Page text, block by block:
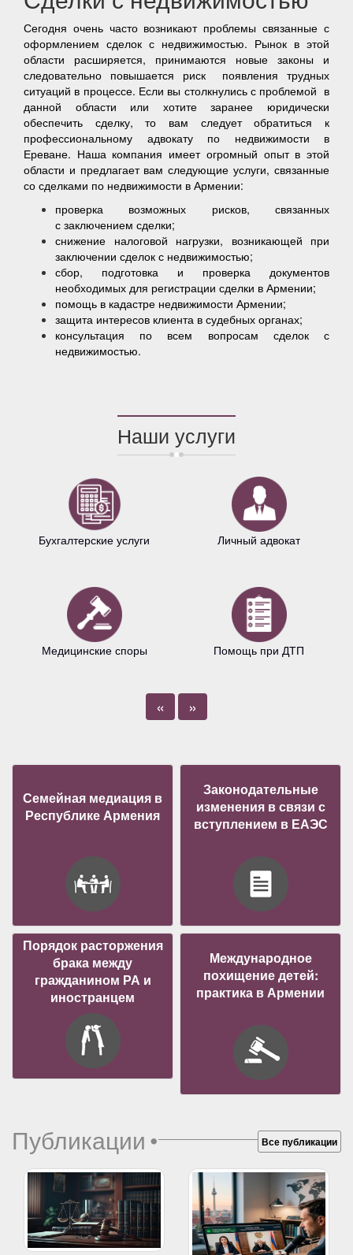
Сегодня очень часто возникают проблемы связанные с
оформлением сделок с недвижимостью. Рынок в этой
области расширяется, принимаются новые законы и
следовательно повышается риск появления трудных
ситуаций в процессе. Если вы столкнулись с проблемой в
данной области или хотите заранее юридически
обеспечить сделку, то вам следует обратиться к
профессиональному адвокату по недвижимости в
Ереване. Наша компания имеет огромный опыт в этой
области и предлагает вам следующие услуги, связанные
со сделками по недвижимости в Армении:
проверка возможных рисков, связанных
с заключением сделки;
снижение налоговой нагрузки, возникающей при
заключении сделок с недвижимостью;
сбор, подготовка и проверка документов
необходимых для регистрации сделки в Армении;
помощь в кадастре недвижимости Армении;
защита интересов клиента в судебных органах;
консультация по всем вопросам сделок с
недвижимостью.
Наши услуги
Бухгалтерские услуги
Медицинские споры
Личный адвокат
Помощь при ДТП
« »
Семейная медиация в
Республике Армения
Законодательные
изменения в связи с
вступлением в ЕАЭС
Порядок расторжения
брака между
гражданином РА и
иностранцем
Международное
похищение детей:
практика в Армении
Публикации• Все публикации